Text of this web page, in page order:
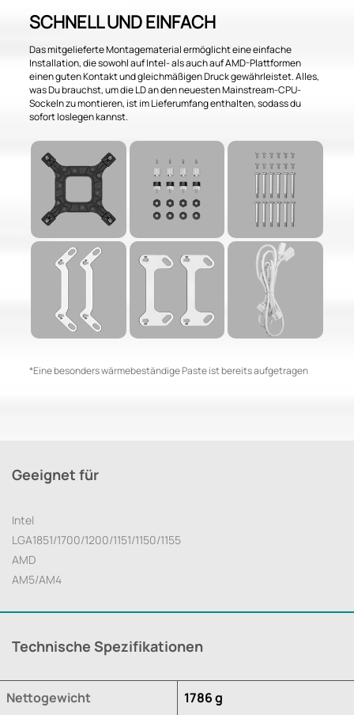
SCHNELL UND EINFACH
Das mitgelieferte Montagematerial ermöglicht eine einfache
Installation, die sowohl auf Intel- als auch auf AMD-Plattformen
einen guten Kontakt und gleichmäßigen Druck gewährleistet. Alles,
was Du brauchst, um die LD an den neuesten Mainstream-CPU-
Sockeln zu montieren, ist im Lieferumfang enthalten, sodass du
sofort loslegen kannst.
*Eine besonders wärmebeständige Paste ist bereits aufgetragen
Geeignet für
Intel
LGA1851/1700/1200/1151/1150/1155
AMD
AM5/AM4
Technische Spezifikationen
Nettogewicht 1786 g